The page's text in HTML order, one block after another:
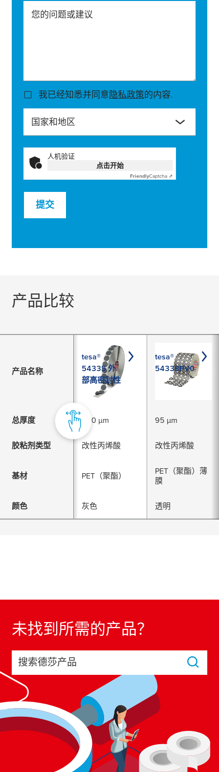
您的问题或建议
我已经知悉并同意隐私政策的内容.
国家和地区
人机验证
点击开始
FriendlyCaptcha ⇗
提交
产品比较
产品名称
tesa®
54335 外
部高密封性
tesa®
54338PV0
总厚度 990 µm 95 µm
胶粘剂类型 改性丙烯酸 改性丙烯酸
基材 PET（聚酯）
PET（聚酯）薄
膜
颜色 灰色 透明
未找到所需的产品？
搜索德莎产品